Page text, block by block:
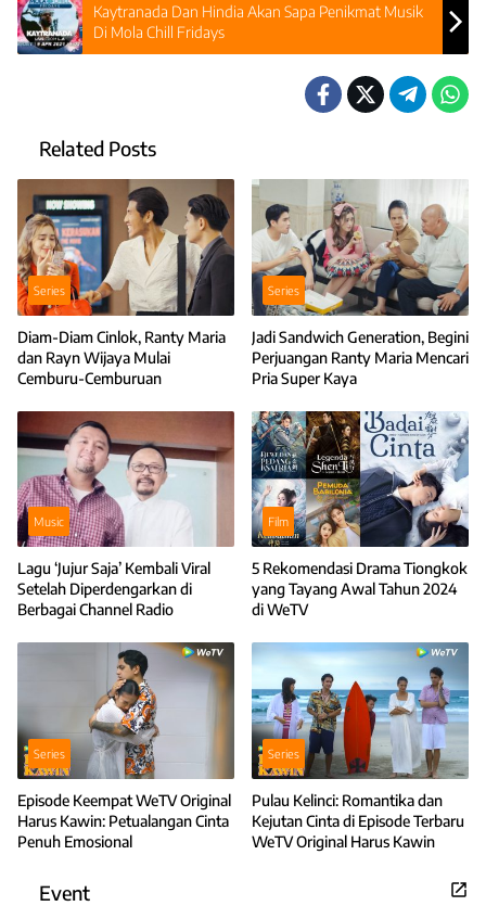
Kaytranada Dan Hindia Akan Sapa Penikmat Musik
Di Mola Chill Fridays
Related Posts
Series
Diam-Diam Cinlok, Ranty Maria
dan Rayn Wijaya Mulai
Cemburu-Cemburuan
Series
Jadi Sandwich Generation, Begini
Perjuangan Ranty Maria Mencari
Pria Super Kaya
Music
Lagu ‘Jujur Saja’ Kembali Viral
Setelah Diperdengarkan di
Berbagai Channel Radio
Film
5 Rekomendasi Drama Tiongkok
yang Tayang Awal Tahun 2024
di WeTV
Series
Episode Keempat WeTV Original
Harus Kawin: Petualangan Cinta
Penuh Emosional
Series
Pulau Kelinci: Romantika dan
Kejutan Cinta di Episode Terbaru
WeTV Original Harus Kawin
Event